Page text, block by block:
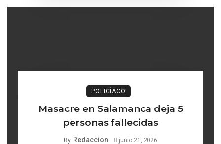
POLICÍACO
Masacre en Salamanca deja 5
personas fallecidas
By Redaccion junio 21, 2026